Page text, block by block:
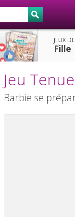
JEUX DE
Fille
Jeu
Barbie se